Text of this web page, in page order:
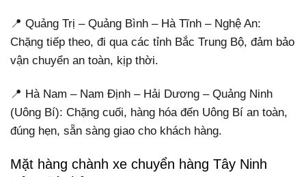
📍 Quảng Trị – Quảng Bình – Hà Tĩnh – Nghệ An:
Chặng tiếp theo, đi qua các tỉnh Bắc Trung Bộ, đảm bảo
vận chuyển an toàn, kịp thời.
📍 Hà Nam – Nam Định – Hải Dương – Quảng Ninh
(Uông Bí): Chặng cuối, hàng hóa đến Uông Bí an toàn,
đúng hẹn, sẵn sàng giao cho khách hàng.
Mặt hàng chành xe chuyển hàng Tây Ninh